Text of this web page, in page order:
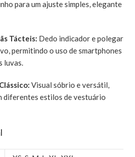
para um ajuste simples, elegante
Tácteis: Dedo indicador e polegar
permitindo o uso de smartphones
luvas.
Visual sóbrio e versátil,
diferentes estilos de vestuário